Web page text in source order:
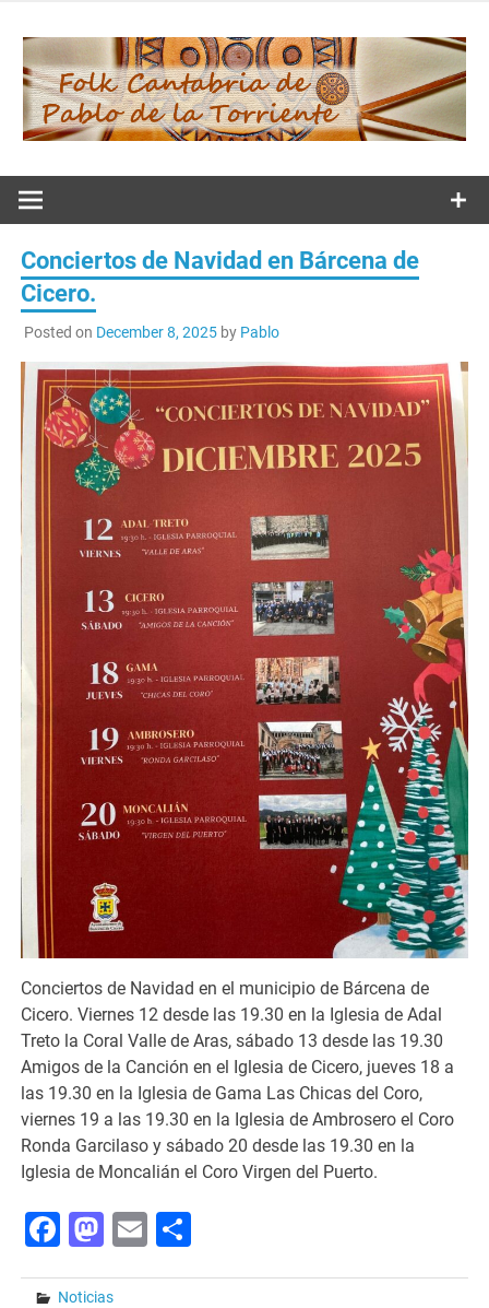
content
Folk
Cantabria de
Pablo de la
Torriente
Conciertos de Navidad en Bárcena de
Cicero.
Posted on December 8, 2025by Pablo
Conciertos de Navidad en el municipio de Bárcena de
Cicero. Viernes 12 desde las 19.30 en la Iglesia de Adal
Treto la Coral Valle de Aras, sábado 13 desde las 19.30
Amigos de la Canción en el Iglesia de Cicero, jueves 18 a
las 19.30 en la Iglesia de Gama Las Chicas del Coro,
viernes 19 a las 19.30 en la Iglesia de Ambrosero el Coro
Ronda Garcilaso y sábado 20 desde las 19.30 en la
Iglesia de Moncalián el Coro Virgen del Puerto.
Facebook
Mastodon
Email
Noticias